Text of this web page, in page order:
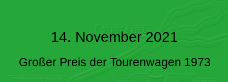
14. November 2021
Großer Preis der Tourenwagen 1973